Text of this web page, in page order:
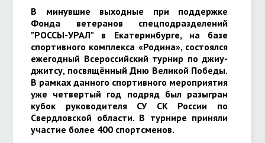
В минувшие выходные при поддержке
Фонда ветеранов спецподразделений
"РОССЫ-УРАЛ" в Екатеринбурге, на базе
спортивного комплекса «Родина», состоялся
ежегодный Всероссийский турнир по джиу-
джитсу, посвящённый Дню Великой Победы.
В рамках данного спортивного мероприятия
уже четвертый год подряд был разыгран
кубок руководителя СУ СК России по
Свердловской области. В турнире приняли
участие более 400 спортсменов.